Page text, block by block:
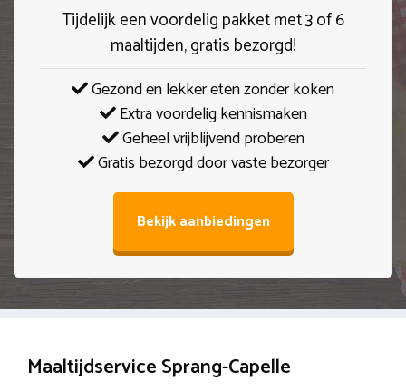
Tijdelijk een voordelig pakket met 3 of 6
maaltijden, gratis bezorgd!
Gezond en lekker eten zonder koken
Extra voordelig kennismaken
Geheel vrijblijvend proberen
Gratis bezorgd door vaste bezorger
Bekijk aanbiedingen
Maaltijdservice Sprang-Capelle